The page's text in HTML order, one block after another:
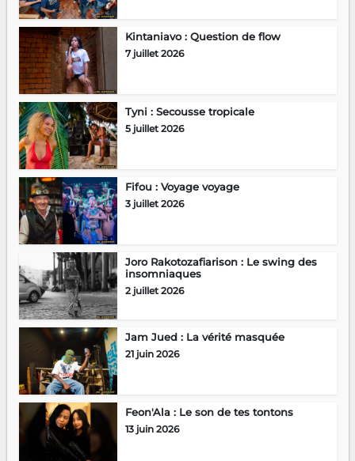
Kintaniavo : Question de flow
7 juillet 2026
Tyni : Secousse tropicale
5 juillet 2026
Fifou : Voyage voyage
3 juillet 2026
Joro Rakotozafiarison : Le swing des
insomniaques
2 juillet 2026
Jam Jued : La vérité masquée
21 juin 2026
Feon'Ala : Le son de tes tontons
13 juin 2026